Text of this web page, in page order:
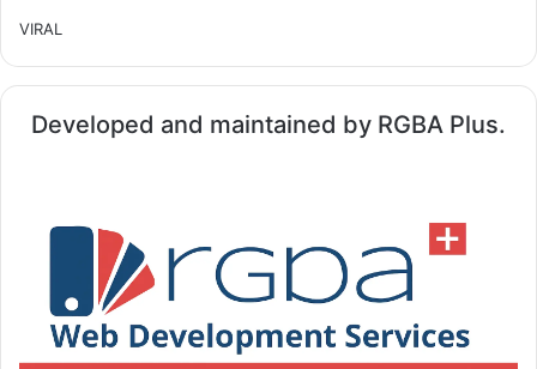
VIRAL
Developed and maintained by RGBA Plus.